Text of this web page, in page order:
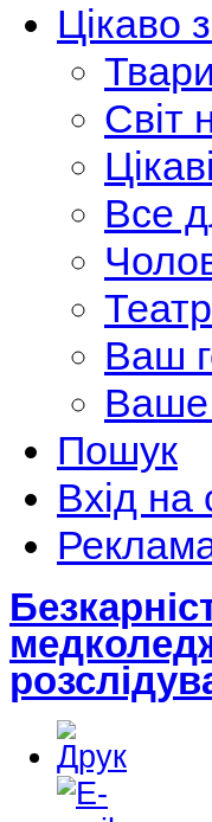
Цікаво
Світ
Все
Ваш
Ваше
Пошук
Вхід на